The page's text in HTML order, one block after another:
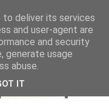
to deliver its services
and user-agent are
and security
generate usage
abuse.
IT